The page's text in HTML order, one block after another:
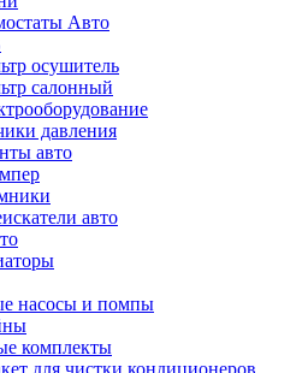
Авто
осушитель
салонный
давления
авто
авто
насосы и помпы
комплекты
для чистки кондиционеров